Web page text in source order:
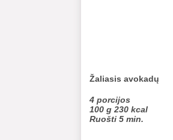
Žaliasis avokadų
4 porcijos
100 g 230 kcal
Ruošti 5 min.